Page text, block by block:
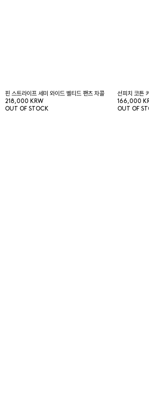
핀 스트라이프 세미 와이드 벨티드 팬츠 차콜
218,000 KRW
OUT OF STOCK
선피치 코튼
166,000
OUT OF